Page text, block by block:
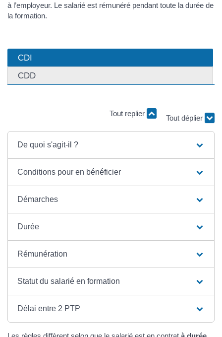
à l’employeur. Le salarié est rémunéré pendant toute la durée de
la formation.
CDI
CDD
Tout replier
Tout déplier
De quoi s'agit-il ?
Conditions pour en bénéficier
Démarches
Durée
Rémunération
Statut du salarié en formation
Délai entre 2 PTP